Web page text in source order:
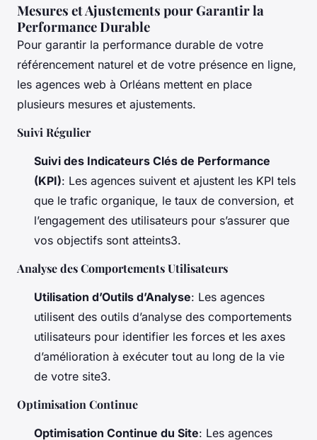
Mesures et Ajustements pour Garantir la
Performance Durable
Pour garantir la performance durable de votre
référencement naturel et de votre présence en ligne,
les agences web à Orléans mettent en place
plusieurs mesures et ajustements.
Suivi Régulier
Suivi des Indicateurs Clés de Performance
(KPI): Les agences suivent et ajustent les KPI tels
que le trafic organique, le taux de conversion, et
l’engagement des utilisateurs pour s’assurer que
vos objectifs sont atteints3.
Analyse des Comportements Utilisateurs
Utilisation d’Outils d’Analyse: Les agences
utilisent des outils d’analyse des comportements
utilisateurs pour identifier les forces et les axes
d’amélioration à exécuter tout au long de la vie
de votre site3.
Optimisation Continue
Optimisation Continue du Site: Les agences